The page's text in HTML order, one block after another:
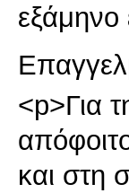
εξάμηνο
<p>Για
και στη